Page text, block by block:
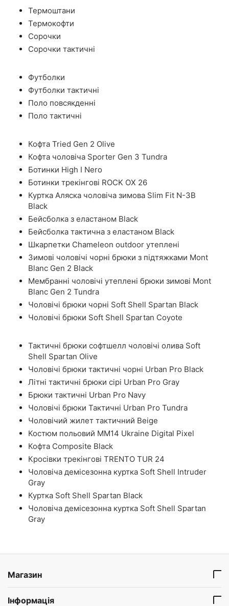
Термоштани
Термокофти
Сорочки
Сорочки тактичні
Футболки
Футболки тактичні
Поло повсякденні
Поло тактичні
Кофта Tried Gen 2 Olive
Кофта чоловіча Sporter Gen 3 Tundra
Ботинки High I Nero
Ботинки трекінгові ROCK OX 26
Куртка Аляска чоловіча зимова Slim Fit N-3B
Black
Бейсболка з еластаном Black
Бейсболка тактична з еластаном Black
Шкарпетки Chameleon outdoor утеплені
Зимові чоловічі чорні брюки з підтяжками Mont
Blanc Gen 2 Black
Мембранні чоловічі утеплені брюки зимові Mont
Blanc Gen 2 Tundra
Чоловічі брюки чорні Soft Shell Spartan Black
Чоловічі брюки Soft Shell Spartan Coyote
Тактичні брюки софтшелл чоловічі олива Soft
Shell Spartan Olive
Чоловічі брюки тактичні чорні Urban Pro Black
Літні тактичні брюки сірі Urban Pro Gray
Брюки тактичні Urban Pro Navy
Чоловічі брюки Тактичні Urban Pro Tundra
Чоловічий жилет тактичний Beige
Костюм польовий ММ14 Ukraine Digital Pixel
Кофта Composite Black
Кросівки трекінгові TRENTO TUR 24
Чоловіча демісезонна куртка Soft Shell Intruder
Gray
Куртка Soft Shell Spartan Black
Чоловіча демісезонна куртка Soft Shell Spartan
Gray
Магазин
Інформація